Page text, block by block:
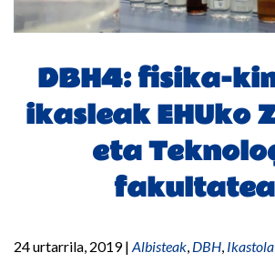
DBH4: fisika-
ikasleak EHUko
eta
24 urtarrila, 2019| Albisteak, DBH, Ikastola